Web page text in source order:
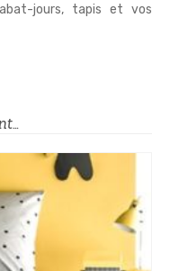
jours, tapis et vos